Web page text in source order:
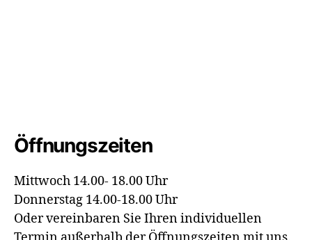
Öffnungszeiten
Mittwoch 14.00- 18.00 Uhr
Donnerstag 14.00-18.00 Uhr
Oder vereinbaren Sie Ihren individuellen